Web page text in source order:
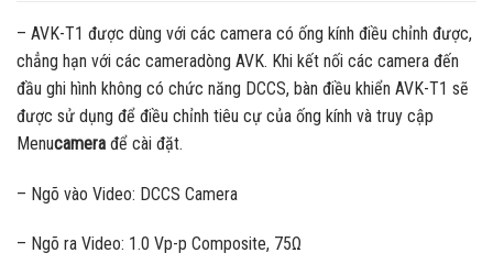
– AVK-T1 được dùng với các camera có ống kính điều chỉnh được,
chẳng hạn với các cameradòng AVK. Khi kết nối các camera đến
đầu ghi hình không có chức năng DCCS, bàn điều khiển AVK-T1 sẽ
được sử dụng để điều chỉnh tiêu cự của ống kính và truy cập
Menucamera để cài đặt.
– Ngõ vào Video: DCCS Camera
– Ngõ ra Video: 1.0 Vp-p Composite, 75Ω